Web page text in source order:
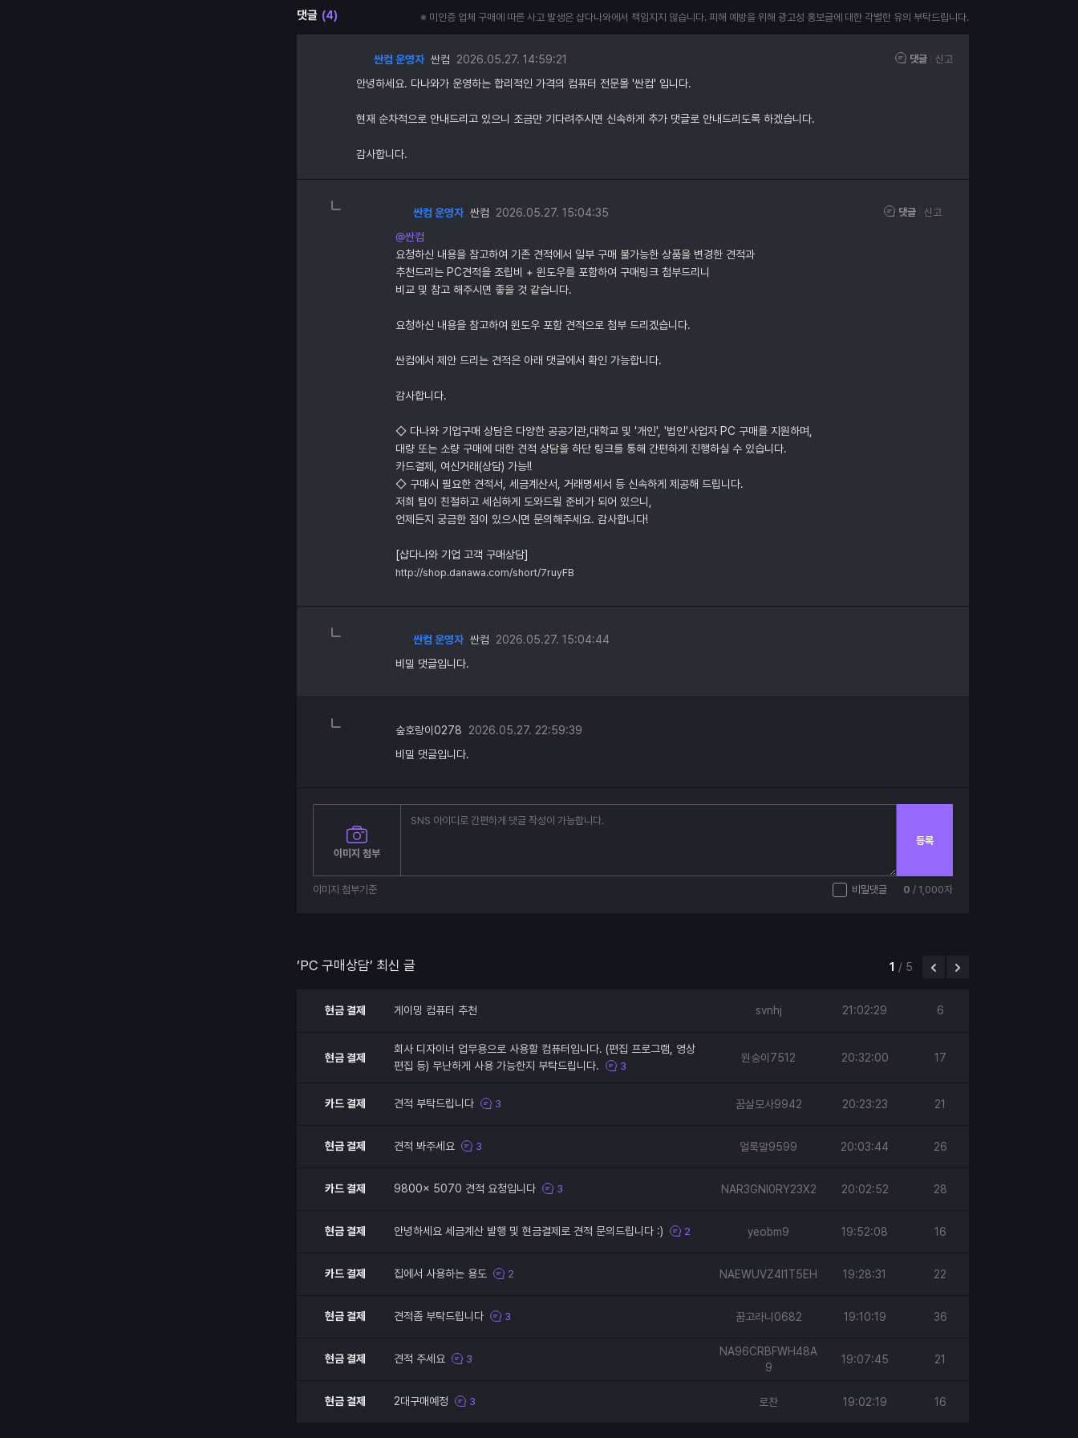
댓글 (4) ※ 미인증 업체 구매에 따른 사고 발생은 샵다나와에서 책임지지 않습니다. 피해 예방을 위해 광고성 홍보글에 대한 각별한 유의 부탁드립니다.
싼컴 운영자 싼컴 2026.05.27. 14:59:21 댓글 신고
안녕하세요. 다나와가 운영하는 합리적인 가격의 컴퓨터 전문몰 '싼컴' 입니다.
현재 순차적으로 안내드리고 있으니 조금만 기다려주시면 신속하게 추가 댓글로 안내드리도록 하겠습니다.
감사합니다.
싼컴 운영자 싼컴 2026.05.27. 15:04:35 댓글 신고
@싼컴
요청하신 내용을 참고하여 기존 견적에서 일부 구매 불가능한 상품을 변경한 견적과
추천드리는 PC견적을 조립비 + 윈도우를 포함하여 구매링크 첨부드리니
비교 및 참고 해주시면 좋을 것 같습니다.
요청하신 내용을 참고하여 윈도우 포함 견적으로 첨부 드리겠습니다.
싼컴에서 제안 드리는 견적은 아래 댓글에서 확인 가능합니다.
감사합니다.
◇ 다나와 기업구매 상담은 다양한 공공기관,대학교 및 '개인', '법인'사업자 PC 구매를 지원하며,
대량 또는 소량 구매에 대한 견적 상담을 하단 링크를 통해 간편하게 진행하실 수 있습니다.
카드결제, 여신거래(상담) 가능!!
◇ 구매시 필요한 견적서, 세금계산서, 거래명세서 등 신속하게 제공해 드립니다.
저희 팀이 친절하고 세심하게 도와드릴 준비가 되어 있으니,
언제든지 궁금한 점이 있으시면 문의해주세요. 감사합니다!
[샵다나와 기업 고객 구매상담]
http://shop.danawa.com/short/7ruyFB
싼컴 운영자 싼컴
2026.05.27. 15:04:44
비밀 댓글입니다.
숲호랑이0278
2026.05.27. 22:59:39
비밀 댓글입니다.
이미지 첨부
등록
이미지 첨부기준 비밀댓글 0 / 1,000자
’PC 구매상담’ 최신 글 1 / 5
현금 결제 게이밍 컴퓨터 추천 svnhj 21:02:29 6
현금 결제
회사 디자이너 업무용으로 사용할 컴퓨터입니다. (편집 프로그램, 영상
편집 등) 무난하게 사용 가능한지 부탁드립니다.
3
원숭이7512 20:32:00 17
카드 결제 견적 부탁드립니다 3 꿈살모사9942 20:23:23 21
현금 결제 견적 봐주세요 3 얼룩말9599 20:03:44 26
카드 결제 9800x 5070 견적 요청입니다 3 NAR3GNI0RY23X2 20:02:52 28
현금 결제 안녕하세요 세금계산 발행 및 현금결제로 견적 문의드립니다 :) 2 yeobm9 19:52:08 16
카드 결제 집에서 사용하는 용도 2 NAEWUVZ4I1T5EH 19:28:31 22
현금 결제 견적좀 부탁드립니다 3 꿈고라니0682 19:10:19 36
현금 결제 견적 주세요 3
NA96CRBFWH48A
9
19:07:45 21
현금 결제 2대구매예정 3 로찬 19:02:19 16